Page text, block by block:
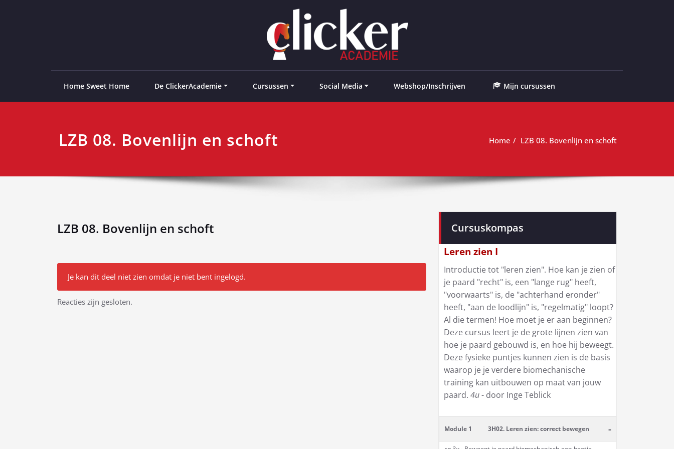
Home Sweet Home De ClickerAcademie Cursussen Social Media Webshop/Inschrijven Mijn cursussen
LZB 08. Bovenlijn en schoft Home LZB 08. Bovenlijn en schoft
LZB 08. Bovenlijn en schoft
Je kan dit deel niet zien omdat je niet bent ingelogd.
Bericht
Reacties zijn gesloten.
Cursuskompas
Leren zien I
Introductie tot "leren zien". Hoe kan je zien of
je paard "recht" is, een "lange rug" heeft,
"voorwaarts" is, de "achterhand eronder"
heeft, "aan de loodlijn" is, "regelmatig" loopt?
Al die termen! Hoe moet je er aan beginnen?
Deze cursus leert je de grote lijnen zien van
hoe je paard gebouwd is, en hoe hij beweegt.
Deze fysieke puntjes kunnen zien is de basis
waarop je je verdere biomechanische
training kan uitbouwen op maat van jouw
paard. 4u- door Inge Teblick
Module 1 3H02. Leren zien: correct bewegen -